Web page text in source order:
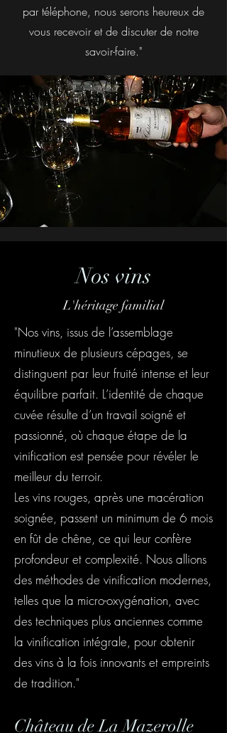
par téléphone, nous serons heureux de
vous recevoir et de discuter de notre
savoir-faire."
Nos vins
L'héritage familial
"Nos vins, issus de l’assemblage
minutieux de plusieurs cépages, se
distinguent par leur fruité intense et leur
équilibre parfait. L’identité de chaque
cuvée résulte d’un travail soigné et
passionné, où chaque étape de la
vinification est pensée pour révéler le
meilleur du terroir.
Les vins rouges, après une macération
soignée, passent un minimum de 6 mois
en fût de chêne, ce qui leur confère
profondeur et complexité. Nous allions
des méthodes de vinification modernes,
telles que la micro-oxygénation, avec
des techniques plus anciennes comme
la vinification intégrale, pour obtenir
des vins à la fois innovants et empreints
de tradition."
Château de La Mazerolle